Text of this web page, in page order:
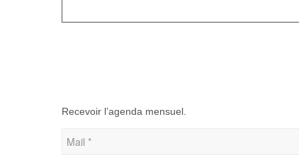
Recevoir l’agenda mensuel.